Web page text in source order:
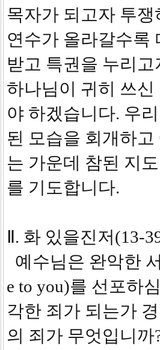
목자가 되고자 투
연수가 올라갈수록
받고 특권을 누리
하나님이 귀히 쓰
야 하겠습니다. 우
된 모습을 회개하
는 가운데 참된 지
를 기도합니다.
Ⅱ. 화 있을진저(13-
예수님은 완악한
e to you)를 선포하
각한 죄가 되는가
의 죄가 무엇입니까